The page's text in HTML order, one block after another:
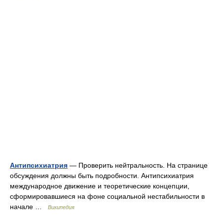
Антипсихиатрия — Проверить нейтральность. На странице
обсуждения должны быть подробности. Антипсихиатрия
международное движение и теоретические концепции,
сформировавшиеся на фоне социальной нестабильности в
начале …
Википедия